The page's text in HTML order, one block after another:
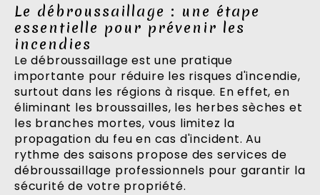
Le débroussaillage : une étape
essentielle pour prévenir les
incendies
Le débroussaillage est une pratique
importante pour réduire les risques d'incendie,
surtout dans les régions à risque. En effet, en
éliminant les broussailles, les herbes sèches et
les branches mortes, vous limitez la
propagation du feu en cas d'incident. Au
rythme des saisons propose des services de
débroussaillage professionnels pour garantir la
sécurité de votre propriété.